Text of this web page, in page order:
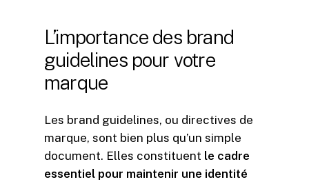
L’importance des brand
guidelines pour votre
marque
Les brand guidelines, ou directives de
marque, sont bien plus qu’un simple
document. Elles constituent le cadre
essentiel pour maintenir une identité